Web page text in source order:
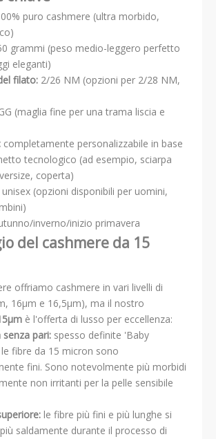
puro cashmere (ultra morbido,
grammi (peso medio-leggero perfetto
eleganti)
filato: 2/26 NM (opzioni per 2/28 NM,
(maglia fine per una trama liscia e
completamente personalizzabile in base
tecnologico (ad esempio, sciarpa
coperta)
unisex (opzioni disponibili per uomini,
inverno/inizio primavera
del cashmere da 15
offriamo cashmere in vari livelli di
16μm e 16,5μm), ma il nostro
è l'offerta di lusso per eccellenza:
pari: spesso definite 'Baby
fibre da 15 micron sono
fini. Sono notevolmente più morbidi
non irritanti per la pelle sensibile
le fibre più fini e più lunghe si
saldamente durante il processo di